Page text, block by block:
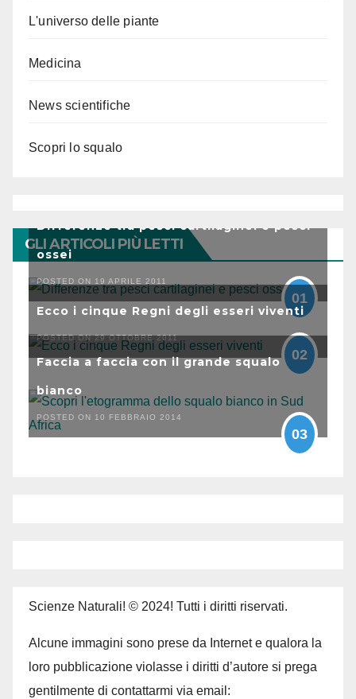
L'universo delle piante
Medicina
News scientifiche
Scopri lo squalo
GLI ARTICOLI PIÙ LETTI
Differenze tra pesci cartilaginei e pesci
ossei
POSTED ON 19 APRILE 2011
01
Ecco i cinque Regni degli esseri viventi
POSTED ON 29 OTTOBRE 2011
02
Faccia a faccia con il grande squalo
bianco
POSTED ON 10 FEBBRAIO 2014
03
Scienze Naturali! © 2024! Tutti i diritti riservati.
Alcune immagini sono prese da Internet e qualora la
loro pubblicazione violasse i diritti d’autore si prega
gentilmente di contattarmi via email: